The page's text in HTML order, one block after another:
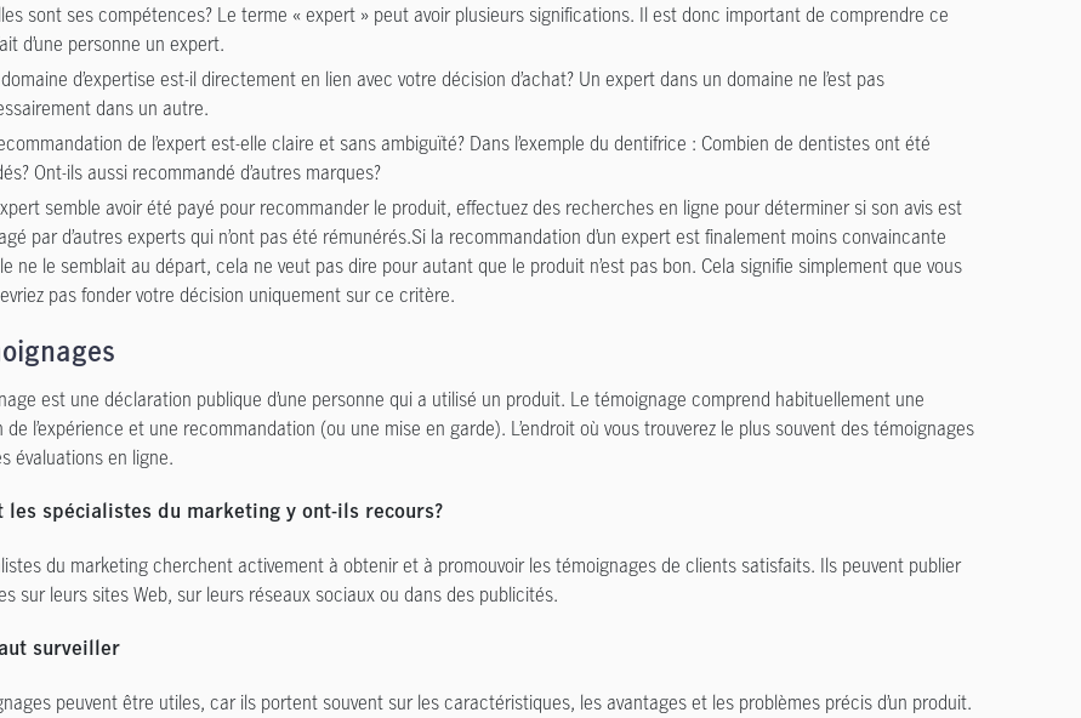
sont ses compétences? Le terme « expert » peut avoir plusieurs significations. Il est donc important de comprendre ce
d’une personne un expert.
d’expertise est-il directement en lien avec votre décision d’achat? Un expert dans un domaine ne l’est pas
dans un autre.
de l’expert est-elle claire et sans ambiguïté? Dans l’exemple du dentifrice : Combien de dentistes ont été
Ont-ils aussi recommandé d’autres marques?
semble avoir été payé pour recommander le produit, effectuez des recherches en ligne pour déterminer si son avis est
par d’autres experts qui n’ont pas été rémunérés.Si la recommandation d’un expert est finalement moins convaincante
ne le semblait au départ, cela ne veut pas dire pour autant que le produit n’est pas bon. Cela signifie simplement que vous
pas fonder votre décision uniquement sur ce critère.
est une déclaration publique d’une personne qui a utilisé un produit. Le témoignage comprend habituellement une
l’expérience et une recommandation (ou une mise en garde). L’endroit où vous trouverez le plus souvent des témoignages
évaluations en ligne.
les spécialistes du marketing y ont-ils recours?
du marketing cherchent activement à obtenir et à promouvoir les témoignages de clients satisfaits. Ils peuvent publier
sur leurs sites Web, sur leurs réseaux sociaux ou dans des publicités.
surveiller
peuvent être utiles, car ils portent souvent sur les caractéristiques, les avantages et les problèmes précis d’un produit.